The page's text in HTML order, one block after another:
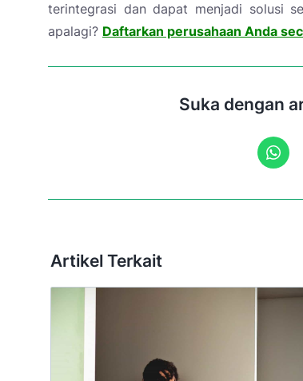
terintegrasi dan dapat menjadi solusi
apalagi? Daftarkan perusahaan Anda
Suka dengan
Artikel Terkait